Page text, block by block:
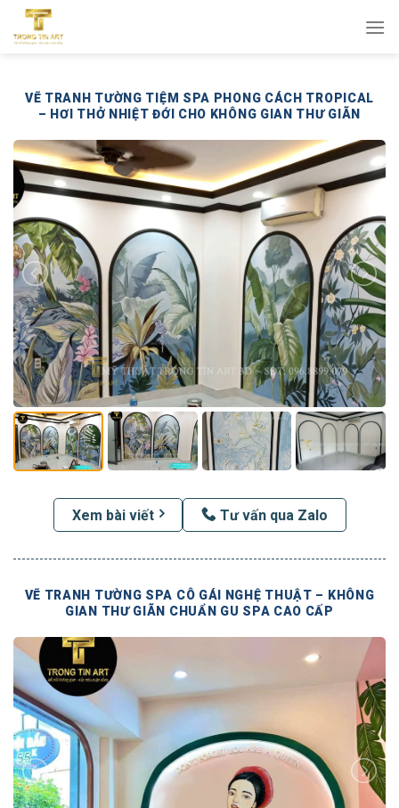
qua
VẼ TRANH TƯỜNG TIỆM SPA PHONG CÁCH TROPICAL
– HƠI THỞ NHIỆT ĐỚI CHO KHÔNG GIAN THƯ GIÃN
Xem bài viết Tư vấn qua Zalo
VẼ TRANH TƯỜNG SPA CÔ GÁI NGHỆ THUẬT – KHÔNG
GIAN THƯ GIÃN CHUẨN GU SPA CAO CẤP